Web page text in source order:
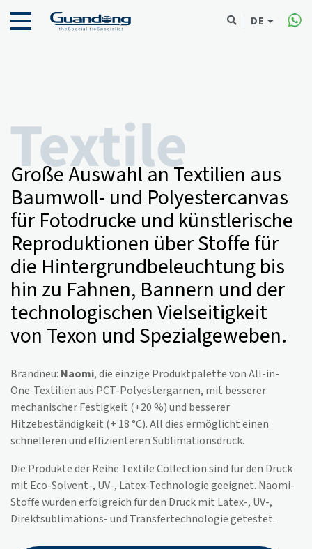
DE
Große Auswahl an Textilien aus
Baumwoll- und Polyestercanvas
für Fotodrucke und künstlerische
Reproduktionen über Stoffe für
die Hintergrundbeleuchtung bis
hin zu Fahnen, Bannern und der
technologischen Vielseitigkeit
von Texon und Spezialgeweben.
Brandneu: Naomi, die einzige Produktpalette von All-in-
One-Textilien aus PCT-Polyestergarnen, mit besserer
mechanischer Festigkeit (+20 %) und besserer
Hitzebeständigkeit (+ 18 °C). All dies ermöglicht einen
schnelleren und effizienteren Sublimationsdruck.
Die Produkte der Reihe Textile Collection sind für den Druck
mit Eco-Solvent-, UV-, Latex-Technologie geeignet. Naomi-
Stoffe wurden erfolgreich für den Druck mit Latex-, UV-,
Direktsublimations- und Transfertechnologie getestet.